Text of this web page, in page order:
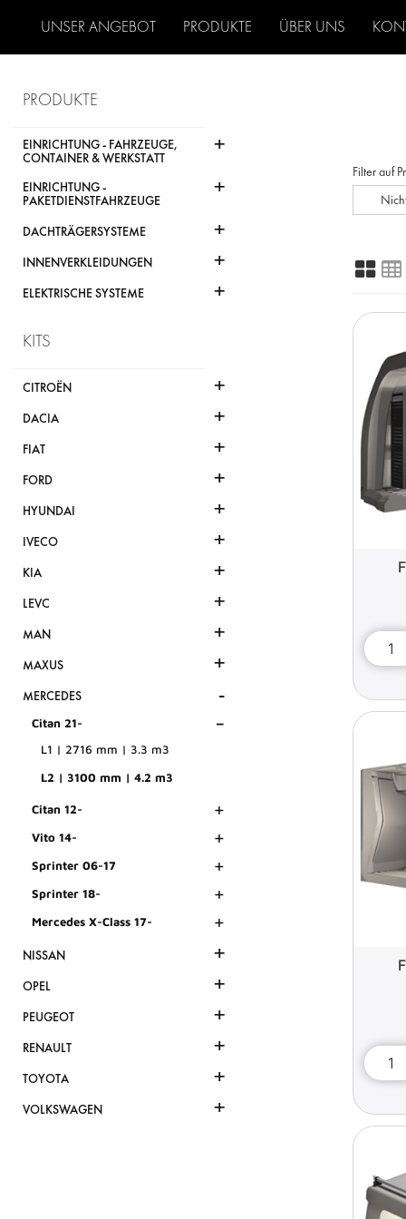
UNSER ANGEBOT PRODUKTE ÜBER UNS
PRODUKTE
EINRICHTUNG - FAHRZEUGE,
CONTAINER & WERKSTATT
+
EINRICHTUNG -
PAKETDIENSTFAHRZEUGE
+
DACHTRÄGERSYSTEME +
INNENVERKLEIDUNGEN +
ELEKTRISCHE SYSTEME +
KITS
CITROËN +
DACIA +
FIAT +
FORD +
HYUNDAI +
IVECO +
KIA +
LEVC +
MAN +
MAXUS +
MERCEDES -
Citan 21- -
L1 | 2716 mm | 3.3 m3
L2 | 3100 mm | 4.2 m3
Citan 12- +
Vito 14- +
Sprinter 06-17 +
Sprinter 18- +
Mercedes X-Class 17- +
NISSAN +
OPEL +
PEUGEOT +
RENAULT +
TOYOTA +
VOLKSWAGEN +
Filter auf